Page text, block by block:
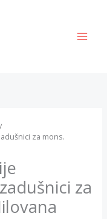
za mons.
za